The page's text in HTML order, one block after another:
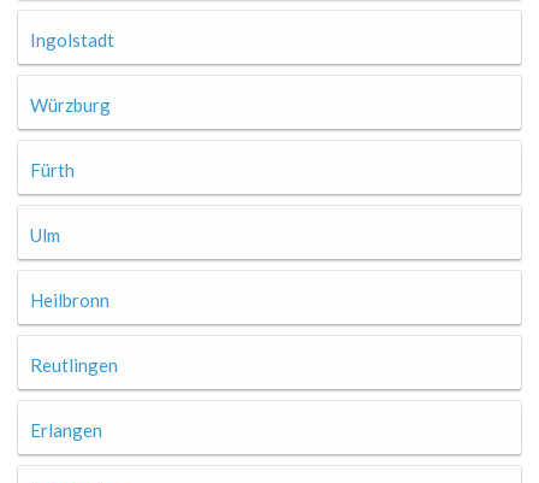
Ingolstadt
Würzburg
Fürth
Ulm
Heilbronn
Reutlingen
Erlangen